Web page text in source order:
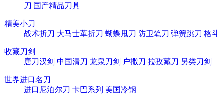
刀 国产精品刀具
精美小刀
战术折刀 大马士革折刀 蝴蝶甩刀 防卫笔刀 弹簧跳刀 格
收藏刀剑
唐刀汉剑 中国清刀 龙泉刀剑 户撒刀 拉孜藏刀 另类刀剑
世界进口名刀
进口尼泊尔刀 卡巴系列 美国冷钢